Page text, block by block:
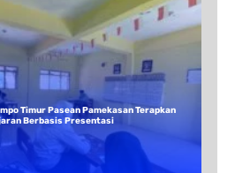
Timur Pasean Pamekasan Terapkan
Berbasis Presentasi